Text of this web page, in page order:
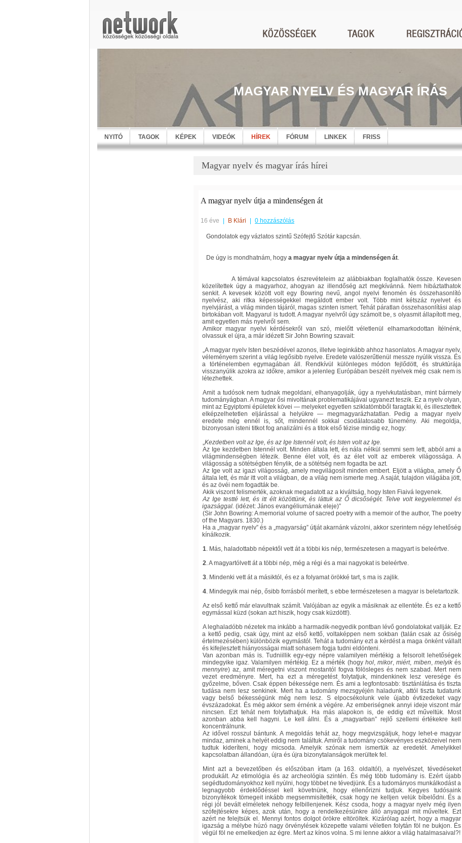
MAGYAR NYELV ÉS MAGYAR ÍRÁS
NYITÓ TAGOK KÉPEK VIDEÓK HÍREK FÓRUM LINKEK FRISS
Magyar nyelv és magyar írás hírei
A magyar nyelv útja a mindenségen át
16 éve B Klári 0 hozzászólás
Gondolatok egy vázlatos szintű Szófejtő Szótár kapcsán.
De úgy is mondhatnám, hogy a magyar nyelv útja a mindenségen át.
A témával kapcsolatos észrevételeim az alábbiakban foglalhatók össze. Kevesen
közelítettek úgy a magyarhoz, ahogyan az illendőség azt megkívánná. Nem hibáztathatok
senkit. A kevesek között volt egy Bowring nevű, angol nyelvi fenomén és összehasonlító
nyelvész, aki ritka képességekkel megáldott ember volt. Több mint kétszáz nyelvet és
nyelvjárást, a világ minden tájáról, magas szinten ismert. Tehát páratlan összehasonlítási alap
birtokában volt. Magyarul is tudott. A magyar nyelvről úgy számolt be, s olyasmit állapított meg,
amit egyetlen más nyelvről sem.
Amikor magyar nyelvi kérdésekről van szó, mielőtt véletlenül elhamarkodottan ítélnénk,
olvassuk el újra, a már idézett Sir John Bowring szavait:
„A magyar nyelv Isten beszédével azonos, illetve leginkább ahhoz hasonlatos. A magyar nyelv,
véleményem szerint a világ legősibb nyelve. Eredete valószerűtlenül messze nyúlik vissza. És
a történelemben egymagában áll. Rendkívül különleges módon fejlődött, és struktúrája
visszanyúlik azokra az időkre, amikor a jelenleg Európában beszélt nyelvek még csak nem is
létezhettek.
Amit a tudósok nem tudnak megoldani, elhanyagolják, úgy a nyelvkutatásban, mint bármely
tudományágban. A magyar ősi mivoltának problematikájával ugyanezt teszik. Ez a nyelv olyan,
mint az Egyiptomi épületek kövei ― melyeket egyetlen sziklatömbből faragtak ki, és illesztettek
elképzelhetetlen eljárással a helyükre ― megmagyarázhatatlan. Pedig a magyar nyelv
eredete még ennél is, sőt, mindennél sokkal csodálatosabb tünemény. Aki megoldja,
bizonyosan isteni titkot fog analizálni és a titok első tézise mindig ez, hogy:
„Kezdetben volt az Ige, és az Ige Istennél volt, és Isten volt az Ige.
Az Ige kezdetben Istennél volt. Minden általa lett, és nála nélkül semmi sem lett, abból ami a
világmindenségben létezik. Benne élet volt, és az élet volt az emberek világossága. A
világosság a sötétségben fénylik, de a sötétség nem fogadta be azt.
Az Ige volt az igazi világosság, amely megvilágosít minden embert. Eljött a világba, amely Ő
általa lett, és már itt volt a világban, de a világ nem ismerte meg. A saját, tulajdon világába jött,
és az övéi nem fogadták be.
Akik viszont felismerték, azoknak megadatott az a kiváltság, hogy Isten Fiaivá legyenek.
Az Ige testté lett, és itt élt közöttünk, és láttuk az Ő dicsőségét. Telve volt kegyelemmel és
igazsággal.(idézet: János evangéliumának eleje)”
(Sir John Bowring: A memorial volume of sacred poetry with a memoir of the author, The poetry
of the Magyars. 1830.)
Ha a „magyar nyelv” és a „magyarság” útját akarnánk vázolni, akkor szerintem négy lehetőség
kínálkozik.
1. Más, haladottabb népektől vett át a többi kis nép, természetesen a magyart is beleértve.
2. A magyartólvett át a többi nép, még a régi és a mai nagyokat is beleértve.
3. Mindenki vett át a másiktól, és ez a folyamat örökké tart, s ma is zajlik.
4. Mindegyik mai nép, ősibb forrásból merített, s ebbe természetesen a magyar is beletartozik.
Az első kettő már elavultnak számít. Valójában az egyik a másiknak az ellentéte. És ez a kettő
egymással küzd (sokan azt hiszik, hogy csak küzdött!).
A leghaladóbb nézetek ma inkább a harmadik-negyedik pontban lévő gondolatokat vallják. Ez
a kettő pedig, csak úgy, mint az első kettő, voltaképpen nem sokban (talán csak az ősiség
értelmezésében) különbözik egymástól. Tehát a tudomány ezt a kérdést a maga önként vállalt
és kifejlesztett hiányosságai miatt sohasem fogja tudni eldönteni.
Van azonban más is. Tudniillik egy-egy népre valamilyen mértékig a felsorolt lehetőségek
mindegyike igaz. Valamilyen mértékig. Ez a mérték (hogy hol,mikor,miért, miben, melyikés
mennyire) az, amit méregetni viszont mostantól fogva fölösleges és nem szabad. Mert nem
vezet eredményre. Mert, ha ezt a méregetést folytatjuk, mindenkinek lesz veresége és
győzelme, bőven. Csak éppen békessége nem. És ami a legfontosabb: tisztánlátása és tiszta
tudása nem lesz senkinek. Mert ha a tudomány mezsgyéjén haladunk, attól tiszta tudatunk
vagy belső békességünk még nem lesz. S elpocsékolunk vele újabb évtizedeket vagy
évszázadokat. És még akkor sem érnénk a végére. Az emberiségnek annyi ideje viszont már
nincsen. Ezt tehát nem folytathatjuk. Ha más alapokon is, de eddig ezt műveltük. Most
azonban abba kell hagyni. Le kell állni. És a „magyarban” rejlő szellemi értékekre kell
koncentrálnunk.
Az idővel rosszul bántunk. A megoldás tehát az, hogy megvizsgáljuk, hogy lehet-e magyar
mindaz, aminek a helyét eddig nem találtuk. Amiről a tudomány csökevényes eszközeivel nem
tudtuk kideríteni, hogy micsoda. Amelyik szónak nem ismertük az eredetét. Amelyikkel
kapcsolatban állandóan, újra és újra bizonytalanságok merültek fel.
Mint azt a bevezetőben és előszóban írtam (a 163. oldaltól), a nyelvészet, tévedéseket
produkált. Az etimológia és az archeológia szintén. És még több tudomány is. Ezért újabb
segédtudományokhoz kell nyúlni, hogy többet ne tévedjünk. És a tudományos munkálkodást a
legnagyobb érdeklődéssel kell követnünk, hogy ellenőrizni tudjuk. Kegyes tudósaink
bizonyítékok tömegeit inkább megsemmisítették, csak hogy ne kelljen velük bíbelődni. És a
régi jól bevált elméletek nehogy felbillenjenek. Kész csoda, hogy a magyar nyelv még ilyen
szófejtésekre képes, azok után, hogy a rendelkezésünkre álló anyaggal mit műveltek. Ezt
azért ne felejtsük el. Mennyi fontos dolgot örökre eltöröltek. Kizárólag azért, hogy a magyar
igazság a mélybe húzó nagy örvénylések közepette valami véletlen folytán föl ne bukjon. És
végül föl ne emelkedjen az égre. Mert az kínos volna. S mi lenne akkor a világ hatalmasaival?!